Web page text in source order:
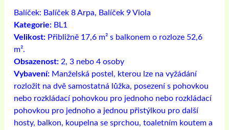
Balíček: Balíček 8 Arpa, Balíček 9 Viola
Kategorie: BL1
Velikost: Přibližně 17,6 m² s balkonem o rozloze 52,6
m².
Obsazenost: 2, 3 nebo 4 osoby
Vybavení: Manželská postel, kterou lze na vyžádání
rozložit na dvě samostatná lůžka, posezení s pohovkou
nebo rozkládací pohovkou pro jednoho nebo rozkládací
pohovkou pro jednoho a jednou přistýlkou ​​pro další
hosty, balkon, koupelna se sprchou, toaletním koutem a